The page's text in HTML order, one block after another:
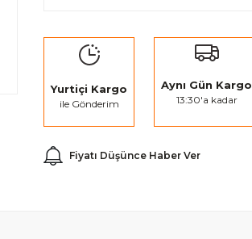
Yurtiçi Kargo
ile Gönderim
Aynı Gün Kargo
13:30'a kadar
Fiyatı Düşünce Haber Ver